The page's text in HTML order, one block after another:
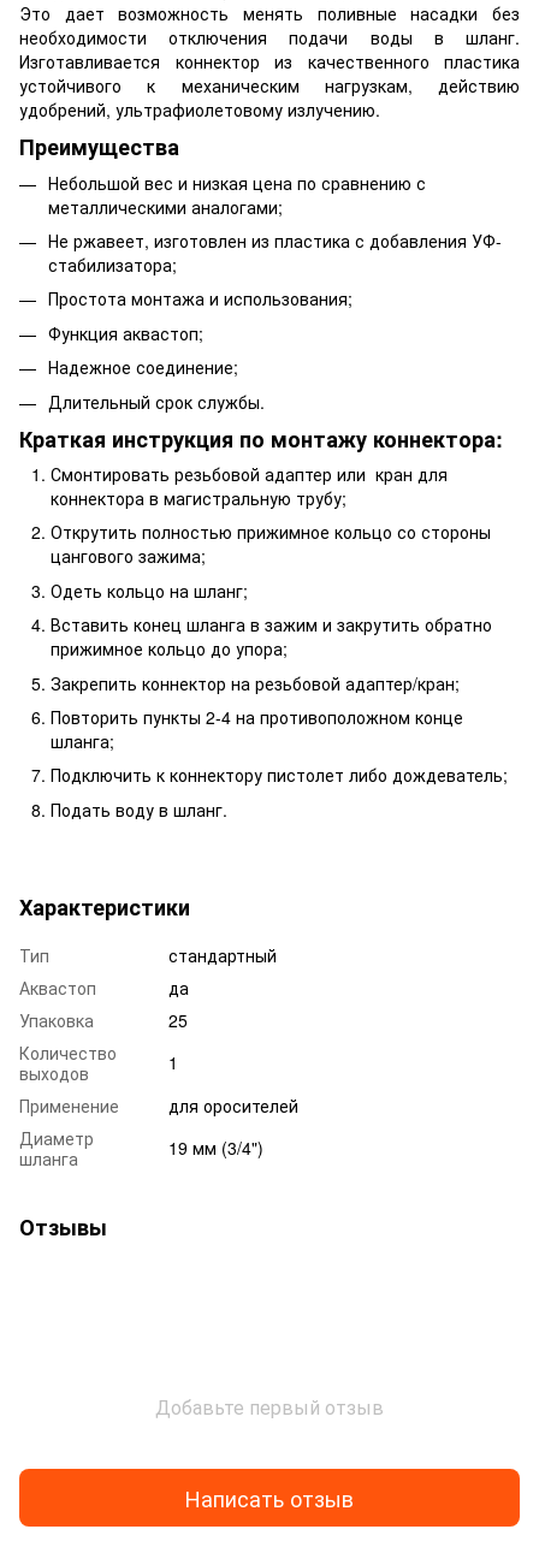
Это дает возможность менять поливные насадки без
необходимости отключения подачи воды в шланг.
Изготавливается коннектор из качественного пластика
устойчивого к механическим нагрузкам, действию
удобрений, ультрафиолетовому излучению.
Преимущества
Небольшой вес и низкая цена по сравнению с
металлическими аналогами;
Не ржавеет, изготовлен из пластика с добавления УФ-
стабилизатора;
Простота монтажа и использования;
Функция аквастоп;
Надежное соединение;
Длительный срок службы.
Краткая инструкция по монтажу коннектора:
Смонтировать резьбовой адаптер или кран для
коннектора в магистральную трубу;
Открутить полностью прижимное кольцо со стороны
цангового зажима;
Одеть кольцо на шланг;
Вставить конец шланга в зажим и закрутить обратно
прижимное кольцо до упора;
Закрепить коннектор на резьбовой адаптер/кран;
Повторить пункты 2-4 на противоположном конце
шланга;
Подключить к коннектору пистолет либо дождеватель;
Подать воду в шланг.
Характеристики
Тип
стандартный
Аквастоп
да
Упаковка
25
Количество
выходов
1
Применение
для оросителей
Диаметр
шланга
19 мм (3/4")
Отзывы
Добавьте первый отзыв
Написать отзыв